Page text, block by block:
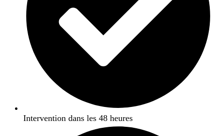
Intervention dans les 48 heures